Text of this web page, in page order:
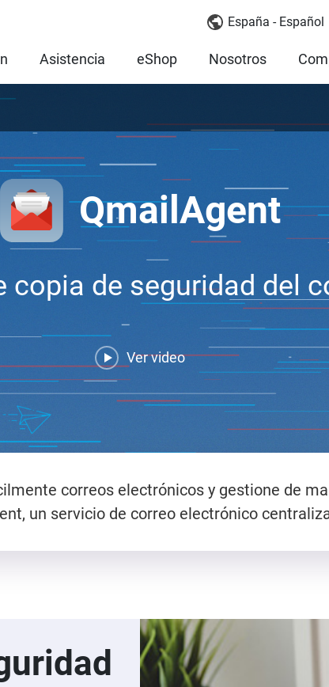
España - Español
Asistencia eShop Nosotros
QmailAgent
copia de seguridad del
correos electrónicos y gestione de
un servicio de correo electrónico
Ver video